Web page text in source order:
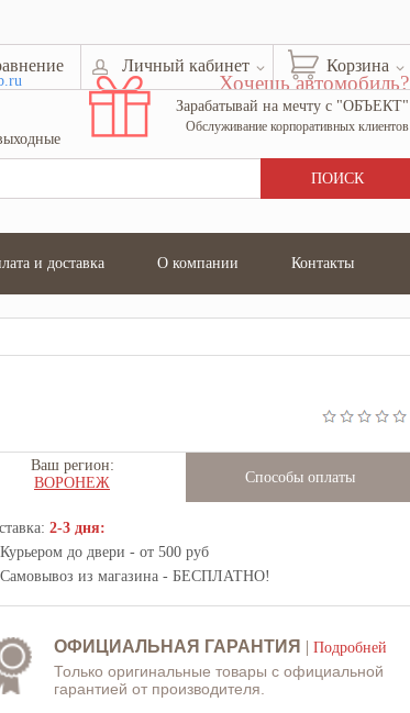
Корзина
Личный кабинет
Хочешь автомобиль?
Зарабатывай на мечту с "ОБЪЕКТ"
Обслуживание корпоративных клиентов
и доставка О компании Контакты
Ваш регион:
ВОРОНЕЖ
Способы оплаты
2-3 дня:
до двери - от 500 руб
из магазина - БЕСПЛАТНО!
ОФИЦИАЛЬНАЯ ГАРАНТИЯ | Подробней
Только оригинальные товары с официальной
гарантией от производителя.